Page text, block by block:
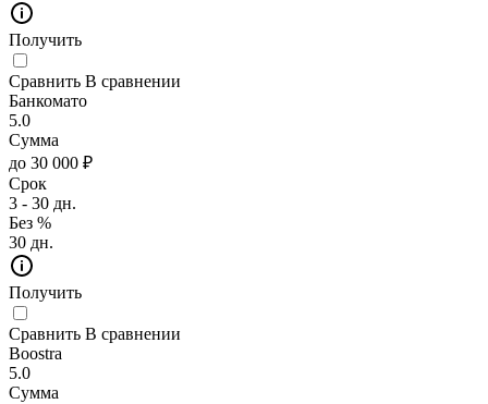
Получить
Сравнить В сравнении
Банкомато
5.0
Сумма
до 30 000 ₽
Срок
3 - 30 дн.
Без %
30 дн.
Получить
Сравнить В сравнении
Boostra
5.0
Сумма